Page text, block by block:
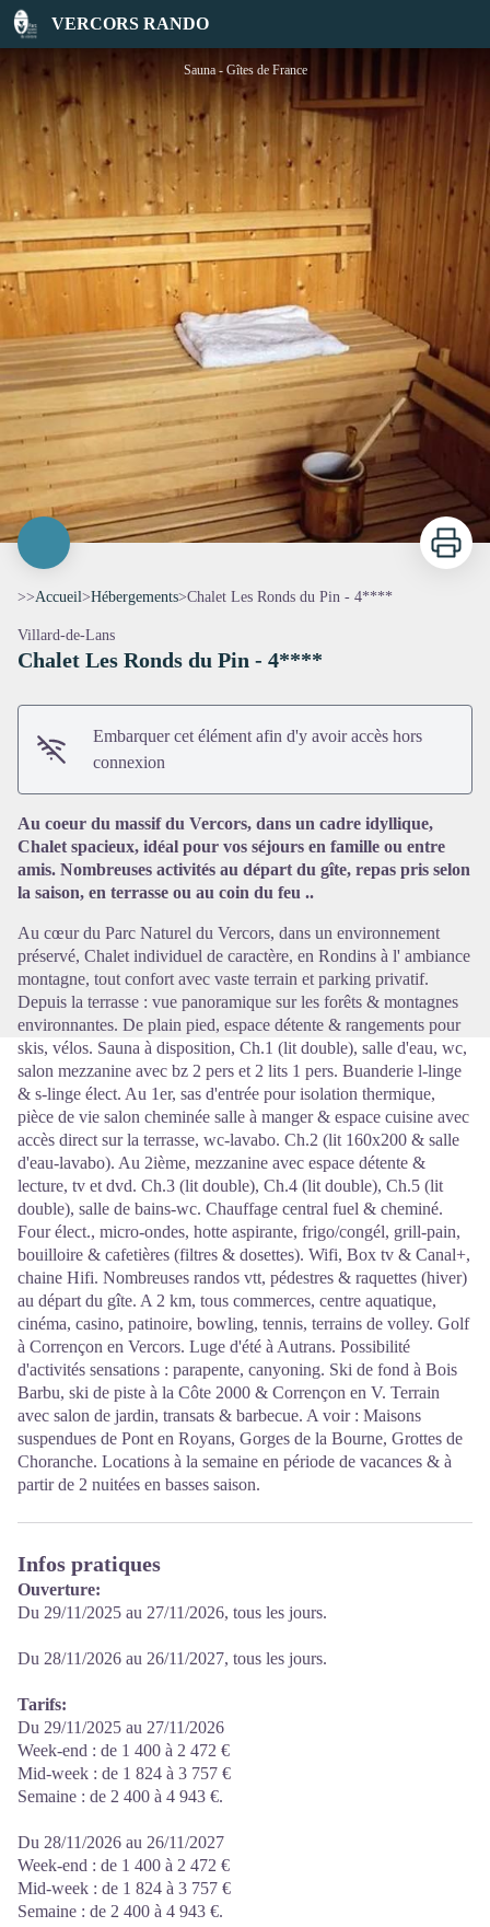
VERCORS RANDO
Chalet Les Ronds du Pin - 4****
Sauna - Gîtes de France
Imprimer
>>Accueil>Hébergements>Chalet Les Ronds du Pin - 4****
Villard-de-Lans
Chalet Les Ronds du Pin - 4****
Embarquer cet élément afin d'y avoir accès hors
connexion
Au coeur du massif du Vercors, dans un cadre idyllique,
Chalet spacieux, idéal pour vos séjours en famille ou entre
amis. Nombreuses activités au départ du gîte, repas pris selon
la saison, en terrasse ou au coin du feu ..
Au cœur du Parc Naturel du Vercors, dans un environnement
préservé, Chalet individuel de caractère, en Rondins à l' ambiance
montagne, tout confort avec vaste terrain et parking privatif.
Depuis la terrasse : vue panoramique sur les forêts & montagnes
environnantes. De plain pied, espace détente & rangements pour
skis, vélos. Sauna à disposition, Ch.1 (lit double), salle d'eau, wc,
salon mezzanine avec bz 2 pers et 2 lits 1 pers. Buanderie l-linge
& s-linge élect. Au 1er, sas d'entrée pour isolation thermique,
pièce de vie salon cheminée salle à manger & espace cuisine avec
accès direct sur la terrasse, wc-lavabo. Ch.2 (lit 160x200 & salle
d'eau-lavabo). Au 2ième, mezzanine avec espace détente &
lecture, tv et dvd. Ch.3 (lit double), Ch.4 (lit double), Ch.5 (lit
double), salle de bains-wc. Chauffage central fuel & cheminé.
Four élect., micro-ondes, hotte aspirante, frigo/congél, grill-pain,
bouilloire & cafetières (filtres & dosettes). Wifi, Box tv & Canal+,
chaine Hifi. Nombreuses randos vtt, pédestres & raquettes (hiver)
au départ du gîte. A 2 km, tous commerces, centre aquatique,
cinéma, casino, patinoire, bowling, tennis, terrains de volley. Golf
à Corrençon en Vercors. Luge d'été à Autrans. Possibilité
d'activités sensations : parapente, canyoning. Ski de fond à Bois
Barbu, ski de piste à la Côte 2000 & Corrençon en V. Terrain
avec salon de jardin, transats & barbecue. A voir : Maisons
suspendues de Pont en Royans, Gorges de la Bourne, Grottes de
Choranche. Locations à la semaine en période de vacances & à
partir de 2 nuitées en basses saison.
Infos pratiques
Ouverture:
Du 29/11/2025 au 27/11/2026, tous les jours.
Du 28/11/2026 au 26/11/2027, tous les jours.
Tarifs:
Du 29/11/2025 au 27/11/2026
Week-end : de 1 400 à 2 472 €
Mid-week : de 1 824 à 3 757 €
Semaine : de 2 400 à 4 943 €.
Du 28/11/2026 au 26/11/2027
Week-end : de 1 400 à 2 472 €
Mid-week : de 1 824 à 3 757 €
Semaine : de 2 400 à 4 943 €.